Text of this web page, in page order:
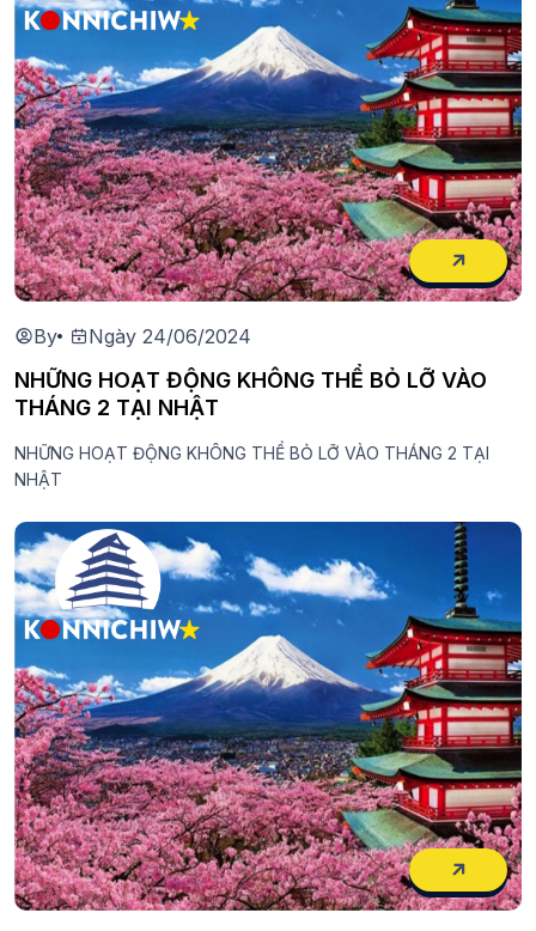
By Ngày 24/06/2024
NHỮNG HOẠT ĐỘNG KHÔNG THỂ BỎ LỠ VÀO
THÁNG 2 TẠI NHẬT
NHỮNG HOẠT ĐỘNG KHÔNG THỂ BỎ LỠ VÀO THÁNG 2 TẠI
NHẬT